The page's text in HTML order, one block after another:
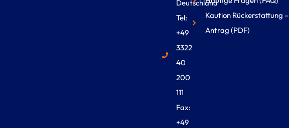
Deutschland
Tel:
+49
3322
40
200
111
Fax:
+49
Kaution Rückerstattung –
Antrag (PDF)